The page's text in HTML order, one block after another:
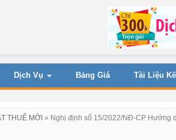
Dịch Vụ Bảng Giá Tài Liệu
THUẾ MỚI » Nghị định số 15/2022/NĐ-CP Hướng